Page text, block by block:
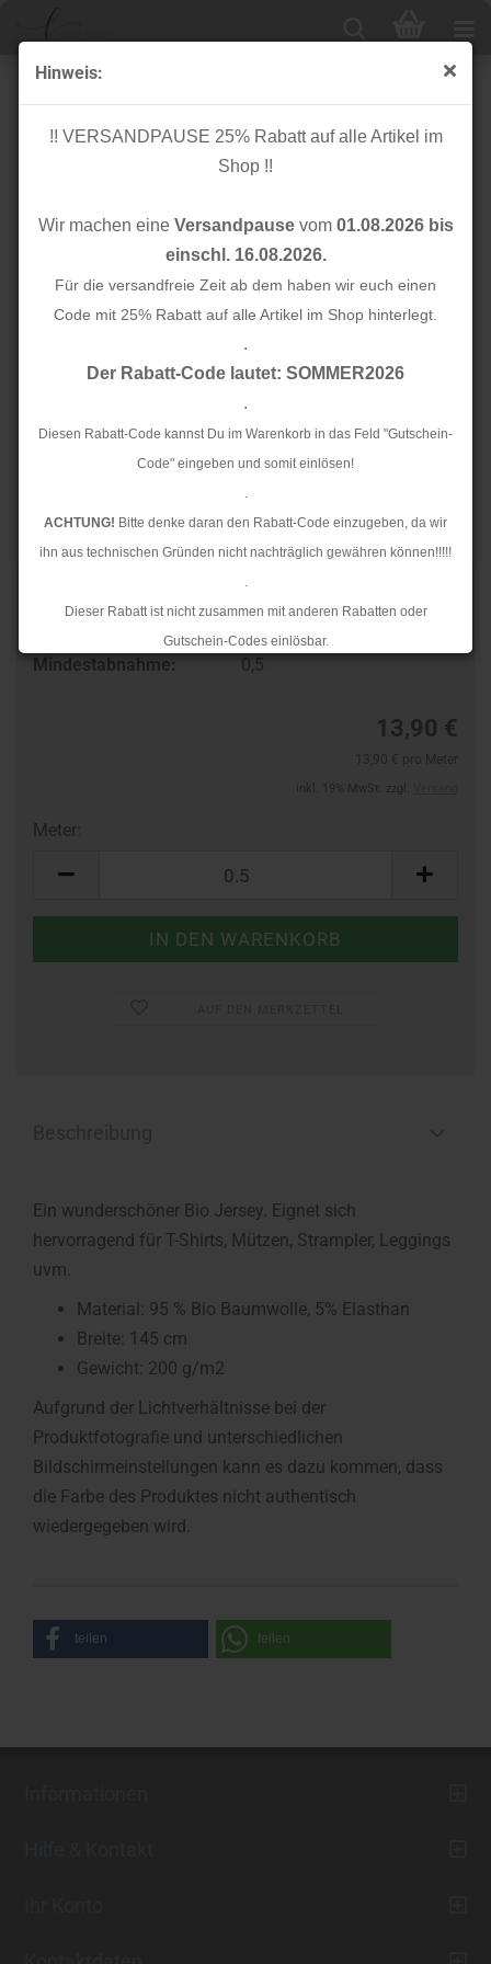
Hinweis:
!! VERSANDPAUSE 25% Rabatt auf alle Artikel im
Shop !!
Wir machen eine Versandpausevom 01.08.2026 bis
einschl. 16.08.2026.
Für die versandfreie Zeit ab dem haben wir euch einen
Code mit 25% Rabatt auf alle Artikel im Shop hinterlegt.
.
Der Rabatt-Code lautet: SOMMER2026
.
Diesen Rabatt-Code kannst Du im Warenkorb in das Feld "Gutschein-
Code" eingeben und somit einlösen!
.
ACHTUNG! Bitte denke daran den Rabatt-Code einzugeben, da wir
ihn aus technischen Gründen nicht nachträglich gewähren können!!!!!
.
Dieser Rabatt ist nicht zusammen mit anderen Rabatten oder
Gutschein-Codes einlösbar.
.
Rückstaus kann es jedoch zu längeren Lieferzeiten kommen.
Bio Jersey - uni - grey
Mindestabnahme:
0,5
13,90 €
Meter:
Ein wunderschöner Bio Jersey. Eignet sich
hervorragend für T-Shirts, Mützen, Strampler, Leggings
uvm.
Material: 95 % Bio Baumwolle, 5% Elasthan
Breite: 145 cm
Gewicht: 200 g/m2
Aufgrund der Lichtverhältnisse bei der
Produktfotografie und unterschiedlichen
Bildschirmeinstellungen kann es dazu kommen, dass
die Farbe des Produktes nicht authentisch
wiedergegeben wird.
teilen teilen